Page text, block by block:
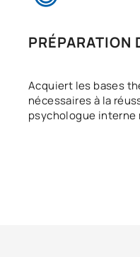
PRÉPARATION
Acquiert les bases
nécessaires à la
psychologue interne